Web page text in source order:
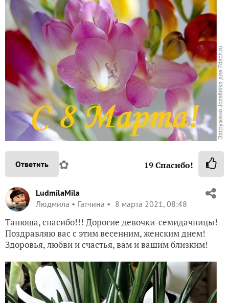
Ответить ✿ 19Спасибо!
LudmilaMila
Людмила
Гатчина 8 марта 2021, 08:48
Танюша, спасибо!!! Дорогие девочки-семидачницы!
Поздравляю вас с этим весенним, женским днем!
Здоровья, любви и счастья, вам и вашим близким!